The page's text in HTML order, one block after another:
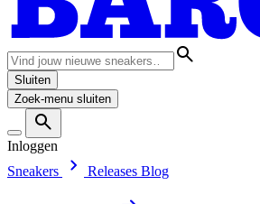
Sluiten
Zoek-menu sluiten
Inloggen
Sneakers
Releases Blog